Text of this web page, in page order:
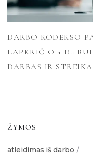
DARBO KODEKSO
LAPKRIČIO 1 D.:
DARBAS IR
ŽYMOS
atleidimas iš darbo